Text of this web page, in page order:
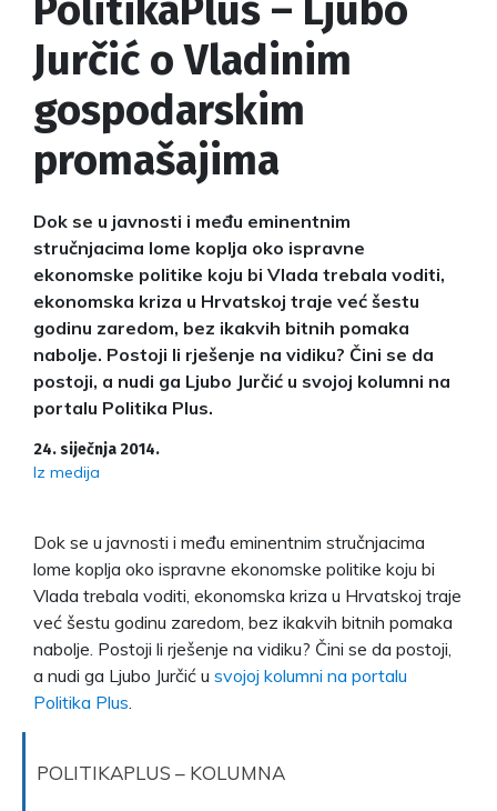
PolitikaPlus – Ljubo
Jurčić o Vladinim
gospodarskim
promašajima
Dok se u javnosti i među eminentnim
stručnjacima lome koplja oko ispravne
ekonomske politike koju bi Vlada trebala voditi,
ekonomska kriza u Hrvatskoj traje već šestu
godinu zaredom, bez ikakvih bitnih pomaka
nabolje. Postoji li rješenje na vidiku? Čini se da
postoji, a nudi ga Ljubo Jurčić u svojoj kolumni na
portalu Politika Plus.
24. siječnja 2014.
Iz medija
Dok se u javnosti i među eminentnim stručnjacima
lome koplja oko ispravne ekonomske politike koju bi
Vlada trebala voditi, ekonomska kriza u Hrvatskoj traje
već šestu godinu zaredom, bez ikakvih bitnih pomaka
nabolje. Postoji li rješenje na vidiku? Čini se da postoji,
a nudi ga Ljubo Jurčić u svojoj kolumni na portalu
Politika Plus.
POLITIKAPLUS – KOLUMNA